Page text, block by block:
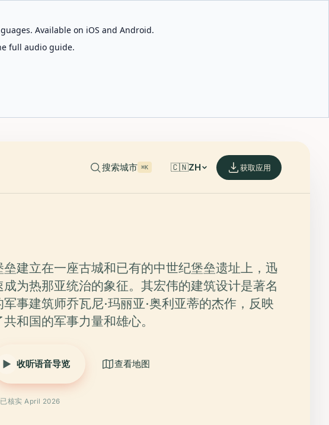
Available on iOS and Android.
full audio guide.
搜索城市 ⌘K 🇨🇳ZH 获取应用
垒建立在一座古城和已有的中世纪堡垒遗址上，迅
成为热那亚统治的象征。其宏伟的建筑设计是著名
军事建筑师乔瓦尼·玛丽亚·奥利亚蒂的杰作，反映
共和国的军事力量和雄心。
收听语音导览 查看地图
已核实 April 2026